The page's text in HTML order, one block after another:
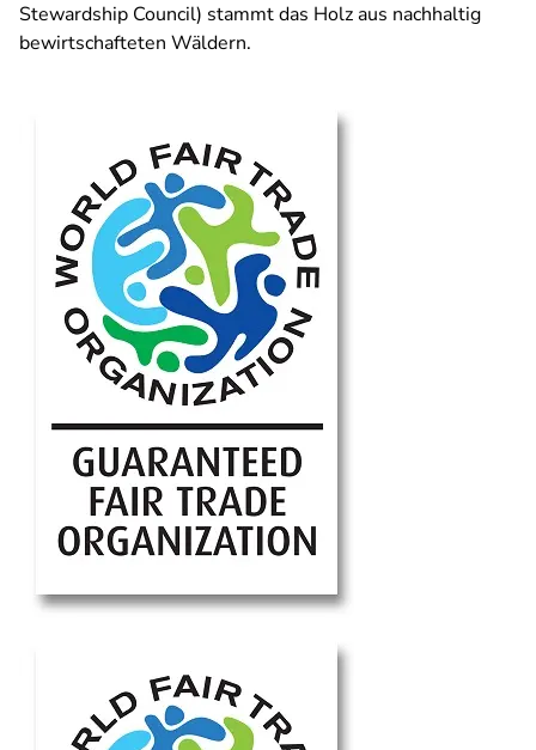
Stewardship Council) stammt das Holz aus nachhaltig
bewirtschafteten Wäldern.